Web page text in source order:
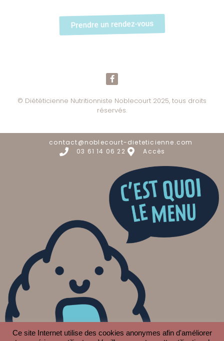
Prendre un rendez-vous
© Diététicienne Nutritionniste Noblecourt 2025, tous droits
réservés.
contact@noblecourt-dieteticienne.com
03 61 14 06 22
Accès
Ce site Internet utilise des cookies anonymes afin d'améliorer